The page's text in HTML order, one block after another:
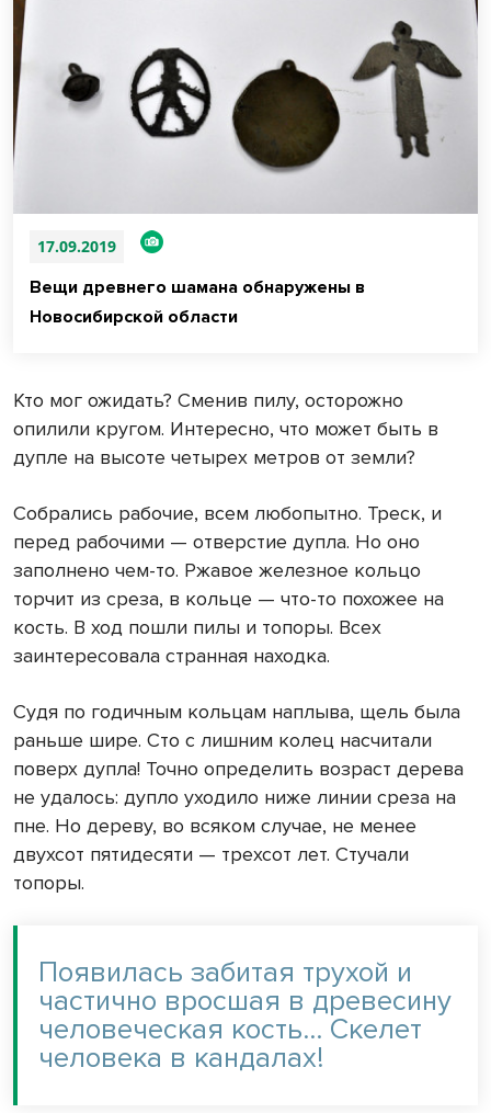
17.09.2019
Вещи древнего шамана обнаружены в
Новосибирской области
Кто мог ожидать? Сменив пилу, осторожно
опилили кругом. Интересно, что может быть в
дупле на высоте четырех метров от земли?
Собрались рабочие, всем любопытно. Треск, и
перед рабочими — отверстие дупла. Но оно
заполнено чем-то. Ржавое железное кольцо
торчит из среза, в кольце — что-то похожее на
кость. В ход пошли пилы и топоры. Всех
заинтересовала странная находка.
Судя по годичным кольцам наплыва, щель была
раньше шире. Сто с лишним колец насчитали
поверх дупла! Точно определить возраст дерева
не удалось: дупло уходило ниже линии среза на
пне. Но дереву, во всяком случае, не менее
двухсот пятидесяти — трехсот лет. Стучали
топоры.
Появилась забитая трухой и
частично вросшая в древесину
человеческая кость… Скелет
человека в кандалах!